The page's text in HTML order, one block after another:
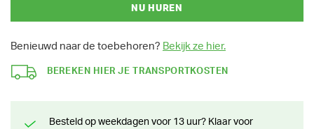
NU HUREN
Benieuwd naar de toebehoren? Bekijk ze hier.
BEREKEN HIER JE TRANSPORTKOSTEN
Besteld op weekdagen voor 13 uur? Klaar voor